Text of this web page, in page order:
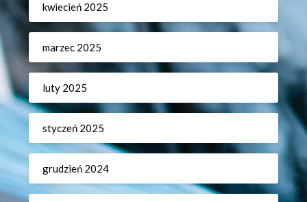
kwiecień 2025
marzec 2025
luty 2025
styczeń 2025
grudzień 2024